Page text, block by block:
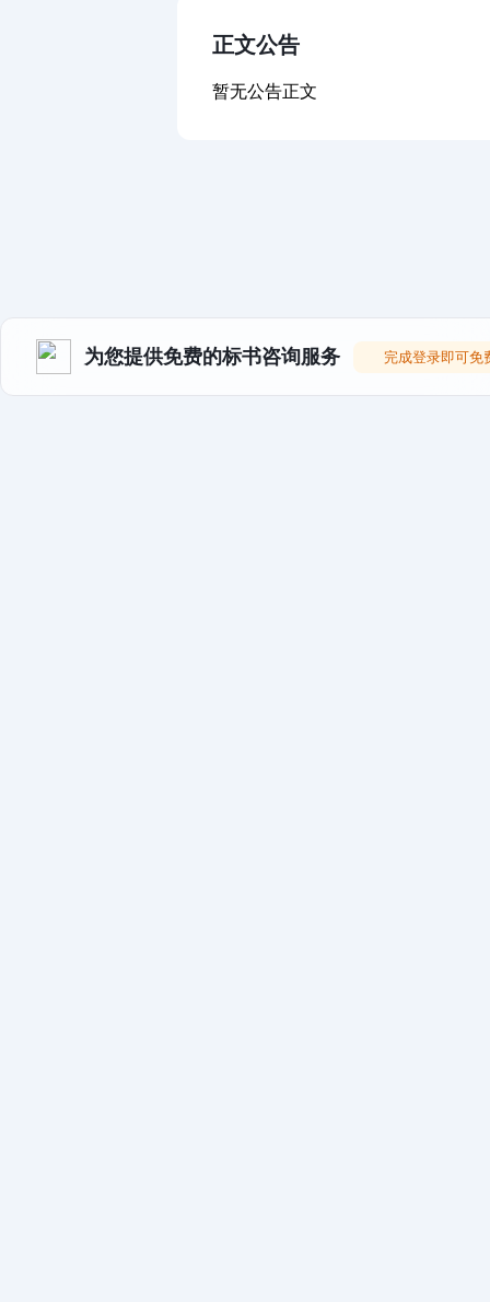
正文公告
暂无公告正文
为您提供免费的标书咨询服务 完成登录即可免